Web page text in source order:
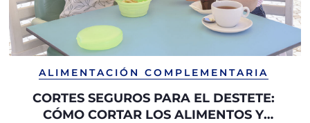
ALIMENTACIÓN COMPLEMENTARIA
CORTES SEGUROS PARA EL DESTETE:
CÓMO CORTAR LOS ALIMENTOS Y